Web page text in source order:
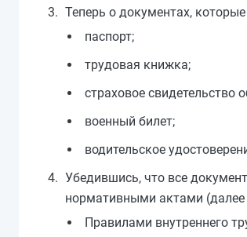
Теперь о документах,
паспорт;
трудовая книжка;
страховое свидетельство
военный билет;
водительское
Убедившись, что все
нормативными актами (далее
Правилами внутреннего